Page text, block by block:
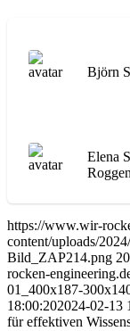
Björn
Elena
https://www.wir-
content/uploads/
Bild_ZAP214.png
rocken-
01_400x187-
18:00:202024-02-13
für effektiven